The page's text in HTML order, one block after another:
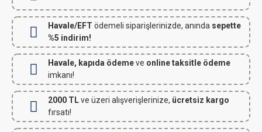
Havale/EFT ödemeli siparişlerinizde, anında sepette
%5 indirim!
Havale, kapıda ödemeve online taksitle ödeme
imkanı!
2000 TLve üzeri alışverişlerinize, ücretsiz kargo
fırsatı!